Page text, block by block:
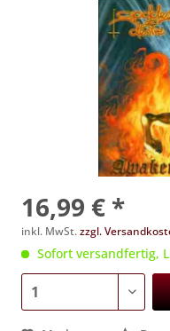
16,99 € *
inkl. MwSt.zzgl.
Sofort versandfertig,